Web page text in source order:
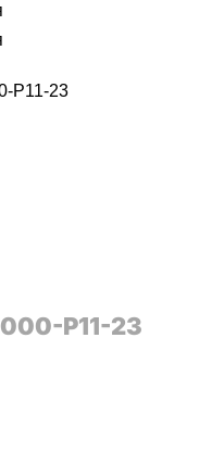
P11-23
P11-23